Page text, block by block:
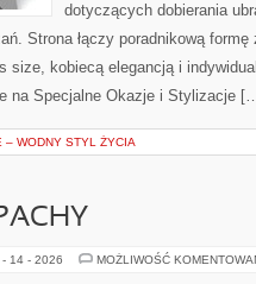
dotyczących dobierania
Strona łączy poradnikową
size, kobiecą elegancją i
na Specjalne Okazje i Stylizacje
– WODNY STYL ŻYCIA
- 14 - 2026 MOŻLIWOŚĆ